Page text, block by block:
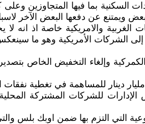
السكنية بما فيها المتجاوزين
ويمتنع عن دفعها البعض الآخر
والامريكية خاصة اذ انه لا
الشركات الأمريكية وهو ما
للشركات المشتركة المحلية